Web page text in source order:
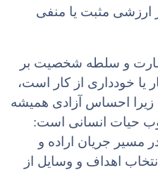
ارزشى مثبت یا منفى
و سلطه شخصیت بر
خوددارى از کار است،
زیرا احساس آزادى همیشه
حیات انسانى است:
مسیر جریان اراده و
اهداف و وسایل از